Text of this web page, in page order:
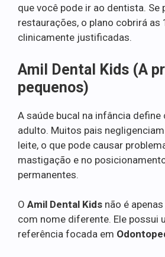
que você pode ir ao dentista. Se
restaurações, o plano cobrirá as
clinicamente justificadas.
Amil Dental Kids (A
pequenos)
A saúde bucal na infância
adulto. Muitos pais
leite, o que pode causar
mastigação e no
permanentes.
O Amil Dental Kids não é
com nome diferente. Ele possui
referência focada em